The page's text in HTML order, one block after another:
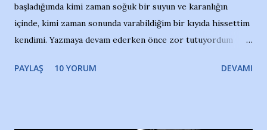
başladığımda kimi zaman soğuk bir suyun ve karanlığın
içinde, kimi zaman sonunda varabildiğim bir kıyıda hissettim
kendimi. Yazmaya devam ederken önce zor tutuyordum
Yazımı, ağlayarak bitirebildim ancak…Kendisinin web
PAYLAŞ 10 YORUM DEVAMI